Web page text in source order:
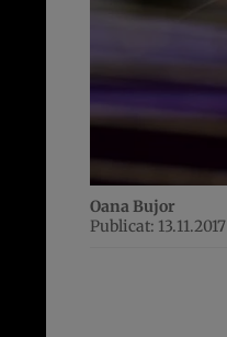
Oana Bujor
Publicat: 13.11.2017